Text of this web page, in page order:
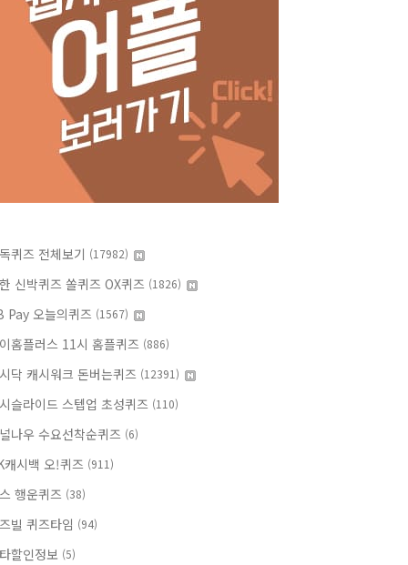
퀴즈 전체보기 (17982)
신박퀴즈 쏠퀴즈 OX퀴즈 (1826)
Pay 오늘의퀴즈 (1567)
홈플러스 11시 홈플퀴즈 (886)
닥 캐시워크 돈버는퀴즈 (12391)
슬라이드 스텝업 초성퀴즈 (110)
나우 수요선착순퀴즈 (6)
캐시백 오!퀴즈 (911)
행운퀴즈 (38)
빌 퀴즈타임 (94)
할인정보 (5)